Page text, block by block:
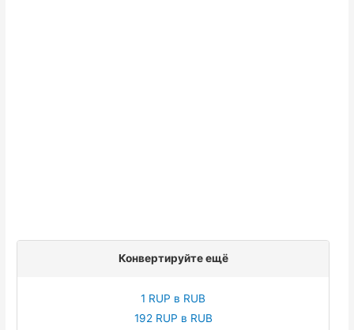
Конвертируйте ещё
1 RUP в RUB
192 RUP в RUB